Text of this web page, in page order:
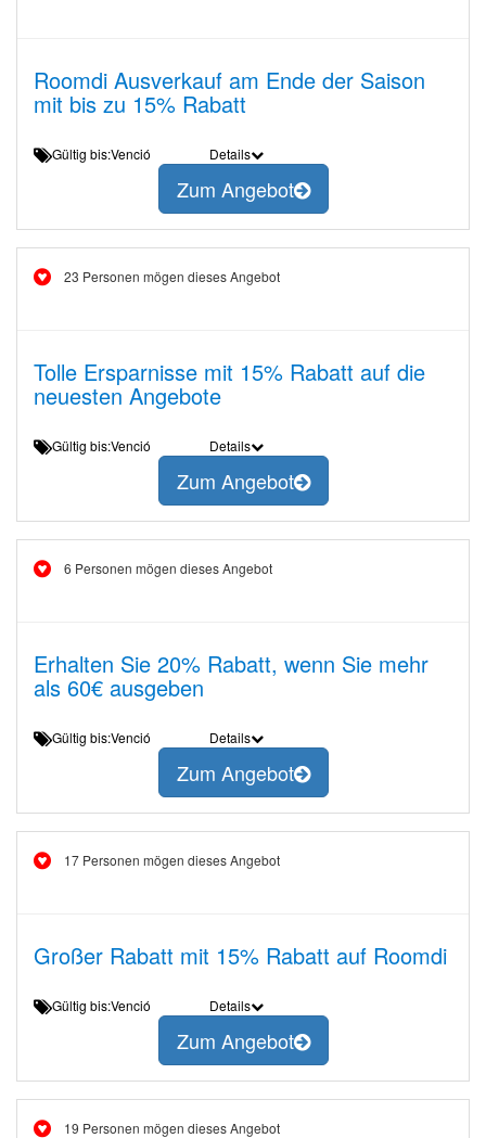
Roomdi Ausverkauf am Ende der Saison
mit bis zu 15% Rabatt
Gültig bis:Venció Details
Zum Angebot
23 Personen mögen dieses Angebot
Tolle Ersparnisse mit 15% Rabatt auf die
neuesten Angebote
Gültig bis:Venció Details
Zum Angebot
6 Personen mögen dieses Angebot
Erhalten Sie 20% Rabatt, wenn Sie mehr
als 60€ ausgeben
Gültig bis:Venció Details
Zum Angebot
17 Personen mögen dieses Angebot
Großer Rabatt mit 15% Rabatt auf Roomdi
Gültig bis:Venció Details
Zum Angebot
19 Personen mögen dieses Angebot